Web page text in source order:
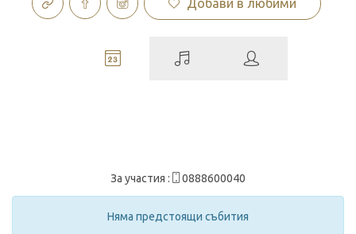
Добави в любими
За участия : 0888600040
Няма предстоящи събития